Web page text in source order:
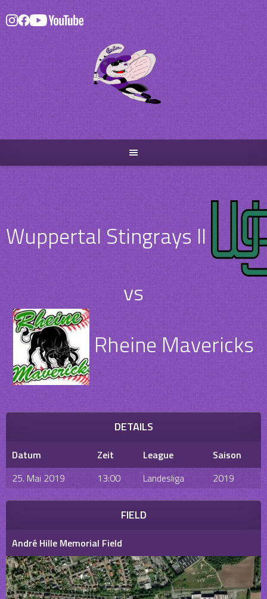
Skip
to
content
Wuppertal Stingrays II
vs
Rheine Mavericks
DETAILS
Datum Zeit League
Saison
25. Mai 2019
13:00 Landesliga 2019
FIELD
André Hille Memorial Field